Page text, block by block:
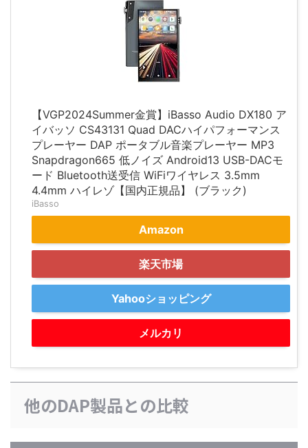
【VGP2024Summer金賞】iBasso Audio DX180 ア
イバッソ CS43131 Quad DACハイパフォーマンス
プレーヤー DAP ポータブル音楽プレーヤー MP3
Snapdragon665 低ノイズ Android13 USB-DACモ
ード Bluetooth送受信 WiFiワイヤレス 3.5mm
4.4mm ハイレゾ【国内正規品】 (ブラック)
iBasso
Amazon
楽天市場
Yahooショッピング
メルカリ
他のDAP製品との比較